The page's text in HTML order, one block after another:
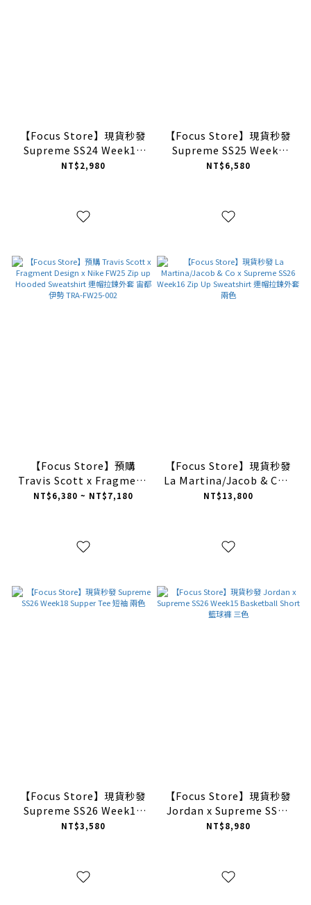
【Focus Store】現貨秒發
Supreme SS24 Week19
Miss Piggy Tee 小豬小姐
NT$2,980
【Focus Store】現貨秒發
Supreme SS25 Week7
Stripe S/S Pajama Shirt
NT$6,580
【Focus Store】預購
Travis Scott x Fragment
Design x Nike FW25 Zip
TRA-FW25-002
NT$6,380 ~ NT$7,180
【Focus Store】現貨秒發
La Martina/Jacob & Co x
Supreme SS26 Week16
NT$13,800
【Focus Store】現貨秒發
Supreme SS26 Week18
Supper Tee 短袖 兩色
NT$3,580
【Focus Store】現貨秒發
Jordan x Supreme SS26
Week15 Basketball
NT$8,980